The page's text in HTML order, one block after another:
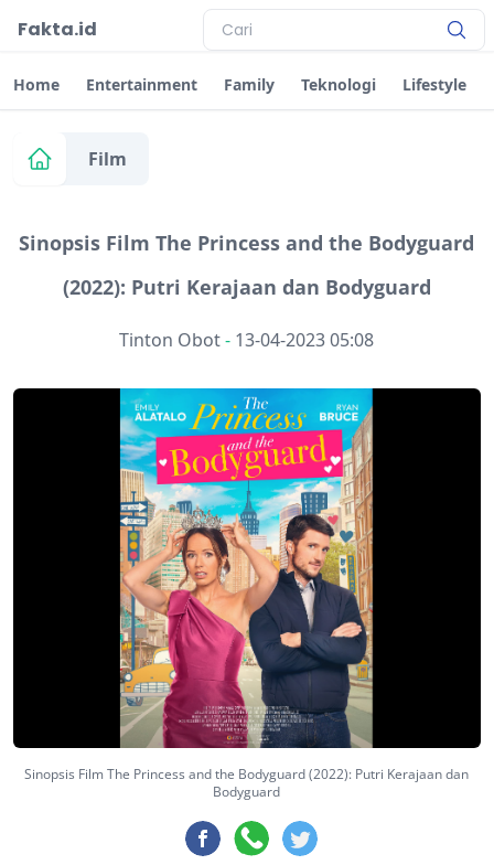
Fakta.id
Home Entertainment Family Teknologi Lifestyle
Film
Sinopsis Film The Princess and the Bodyguard
(2022): Putri Kerajaan dan Bodyguard
Tinton Obot- 13-04-2023 05:08
Sinopsis Film The Princess and the Bodyguard (2022): Putri Kerajaan dan
Bodyguard